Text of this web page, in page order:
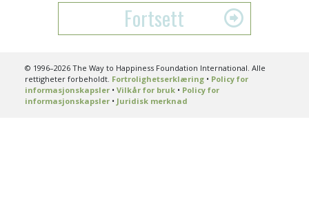
Fortsett
© 1996–2026 The Way to Happiness Foundation International. Alle
rettigheter forbeholdt. Fortrolighetserklæring• Policy for
informasjonskapsler• Vilkår for bruk• Policy for
informasjonskapsler• Juridisk merknad